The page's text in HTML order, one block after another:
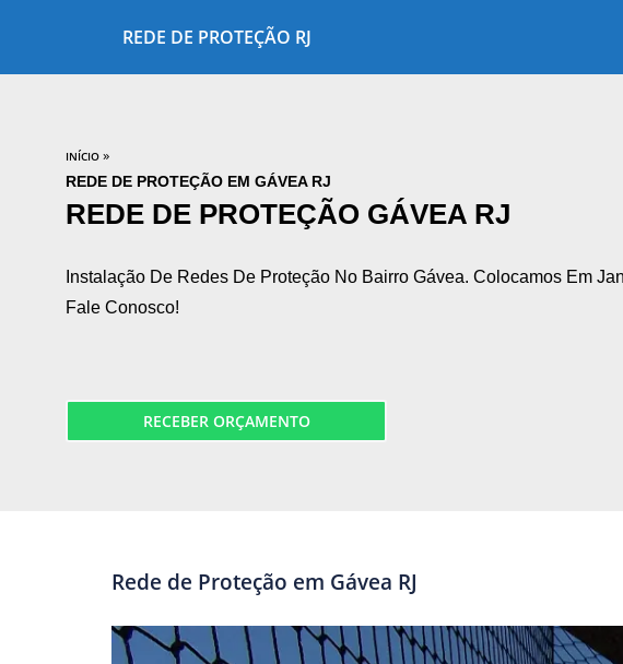
REDE DE PROTEÇÃO RJ
INÍCIO »
REDE DE PROTEÇÃO EM GÁVEA RJ
REDE DE PROTEÇÃO GÁVEA RJ
Instalação De Redes De Proteção No Bairro Gávea. Colocamos Em
Fale Conosco!
RECEBER ORÇAMENTO
Rede de Proteção em Gávea RJ